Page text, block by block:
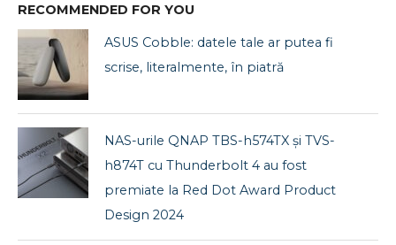
RECOMMENDED FOR YOU
ASUS Cobble: datele tale ar putea fi
scrise, literalmente, în piatră
NAS-urile QNAP TBS-h574TX și TVS-
h874T cu Thunderbolt 4 au fost
premiate la Red Dot Award Product
Design 2024